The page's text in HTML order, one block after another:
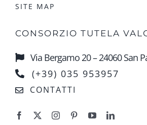
SITE MAP
CONSORZIO TUTELA
Via Bergamo 20 – 24060 San
(+39) 035 953957
CONTATTI